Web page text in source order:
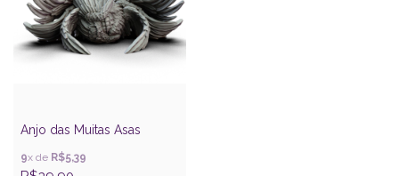
Anjo das Muitas Asas
9x de R$5,39